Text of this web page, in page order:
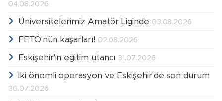
04.08.2026
Üniversitelerimiz Amatör Liginde 03.08.2026
FETÖ'nün kaşarları! 02.08.2026
Eskişehir'in eğitim utancı 31.07.2026
İki önemli operasyon ve Eskişehir'de son durum
30.07.2026